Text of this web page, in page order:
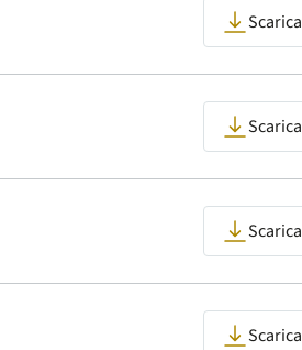
Scarica
Scarica
Scarica
Scarica